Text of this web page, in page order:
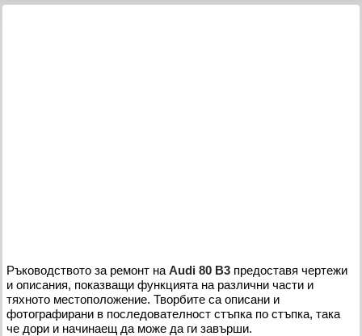
Ръководството за ремонт на Audi 80 B3 предоставя чертежи
и описания, показващи функцията на различни части и
тяхното местоположение. Творбите са описани и
фотографирани в последователност стъпка по стъпка, така
че дори и начинаещ да може да ги завърши.